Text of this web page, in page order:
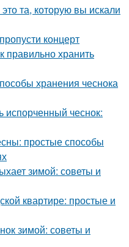
та, которую вы искали
концерт
правильно хранить
хранения чеснока
испорченный чеснок:
простые способы
зимой: советы и
квартире: простые и
зимой: советы и